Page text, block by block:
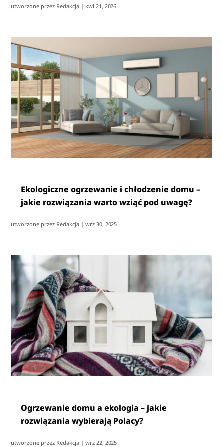
utworzone przez Redakcja | kwi 21, 2026
Ekologiczne ogrzewanie i chłodzenie domu –
jakie rozwiązania warto wziąć pod uwagę?
utworzone przez Redakcja |wrz 30, 2025
Ogrzewanie domu a ekologia – jakie
rozwiązania wybierają Polacy?
utworzone przez Redakcja |wrz 22, 2025